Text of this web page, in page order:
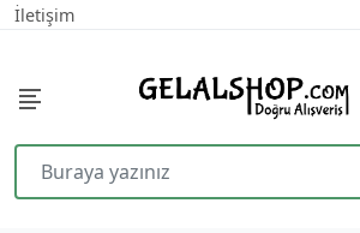
İletişim